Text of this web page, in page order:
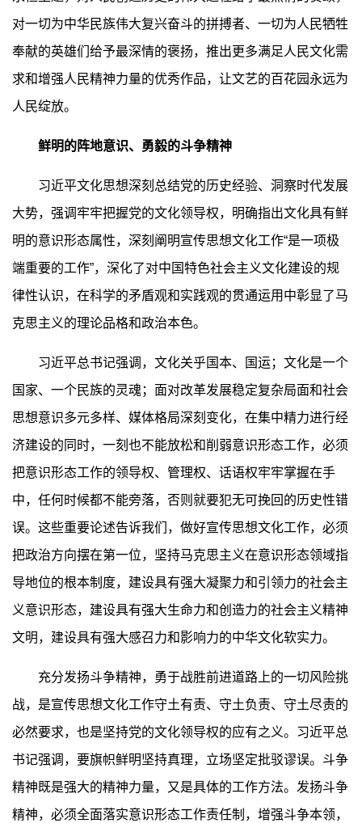
对一切为中华民族伟大复兴奋斗的拼搏者、一切为人民牺牲
奉献的英雄们给予最深情的褒扬，推出更多满足人民文化需
求和增强人民精神力量的优秀作品，让文艺的百花园永远为
人民绽放。
鲜明的阵地意识、勇毅的斗争精神
习近平文化思想深刻总结党的历史经验、洞察时代发展
大势，强调牢牢把握党的文化领导权，明确指出文化具有鲜
明的意识形态属性，深刻阐明宣传思想文化工作“是一项极
端重要的工作”，深化了对中国特色社会主义文化建设的规
律性认识，在科学的矛盾观和实践观的贯通运用中彰显了马
克思主义的理论品格和政治本色。
习近平总书记强调，文化关乎国本、国运；文化是一个
国家、一个民族的灵魂；面对改革发展稳定复杂局面和社会
思想意识多元多样、媒体格局深刻变化，在集中精力进行经
济建设的同时，一刻也不能放松和削弱意识形态工作，必须
把意识形态工作的领导权、管理权、话语权牢牢掌握在手
中，任何时候都不能旁落，否则就要犯无可挽回的历史性错
误。这些重要论述告诉我们，做好宣传思想文化工作，必须
把政治方向摆在第一位，坚持马克思主义在意识形态领域指
导地位的根本制度，建设具有强大凝聚力和引领力的社会主
义意识形态，建设具有强大生命力和创造力的社会主义精神
文明，建设具有强大感召力和影响力的中华文化软实力。
充分发扬斗争精神，勇于战胜前进道路上的一切风险挑
战，是宣传思想文化工作守土有责、守土负责、守土尽责的
必然要求，也是坚持党的文化领导权的应有之义。习近平总
书记强调，要旗帜鲜明坚持真理，立场坚定批驳谬误。斗争
精神既是强大的精神力量，又是具体的工作方法。发扬斗争
精神，必须全面落实意识形态工作责任制，增强斗争本领，